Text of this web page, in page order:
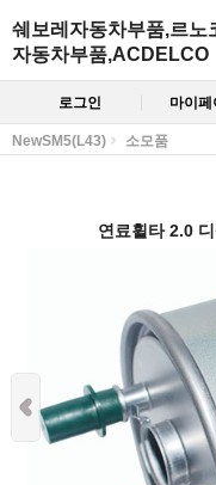
쉐보레자동차부품,르노
자동차부품,ACDELCO
로그인 마이페
NewSM5(L43) 소모품
연료휠타 2.0